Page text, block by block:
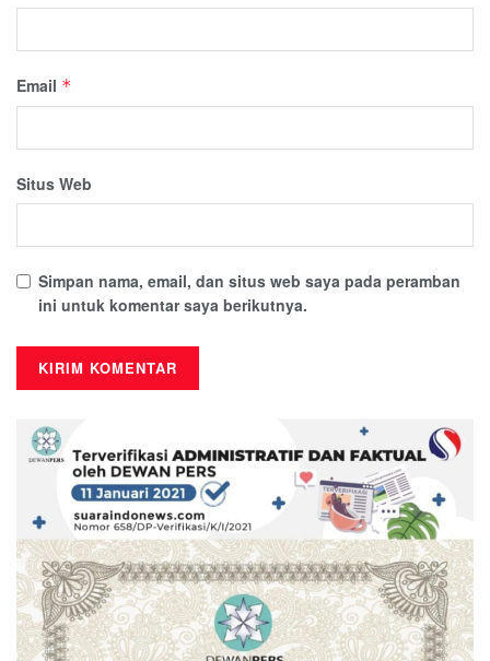
Email *
Situs Web
Simpan nama, email, dan situs web saya pada peramban
ini untuk komentar saya berikutnya.